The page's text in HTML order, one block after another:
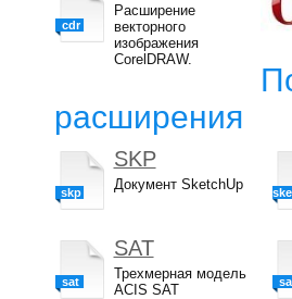
cdr
Расширение
векторного
изображения
CorelDRAW.
расширения
skp
SKP
Документ SketchUp
sat
SAT
Трехмерная модель
ACIS SAT